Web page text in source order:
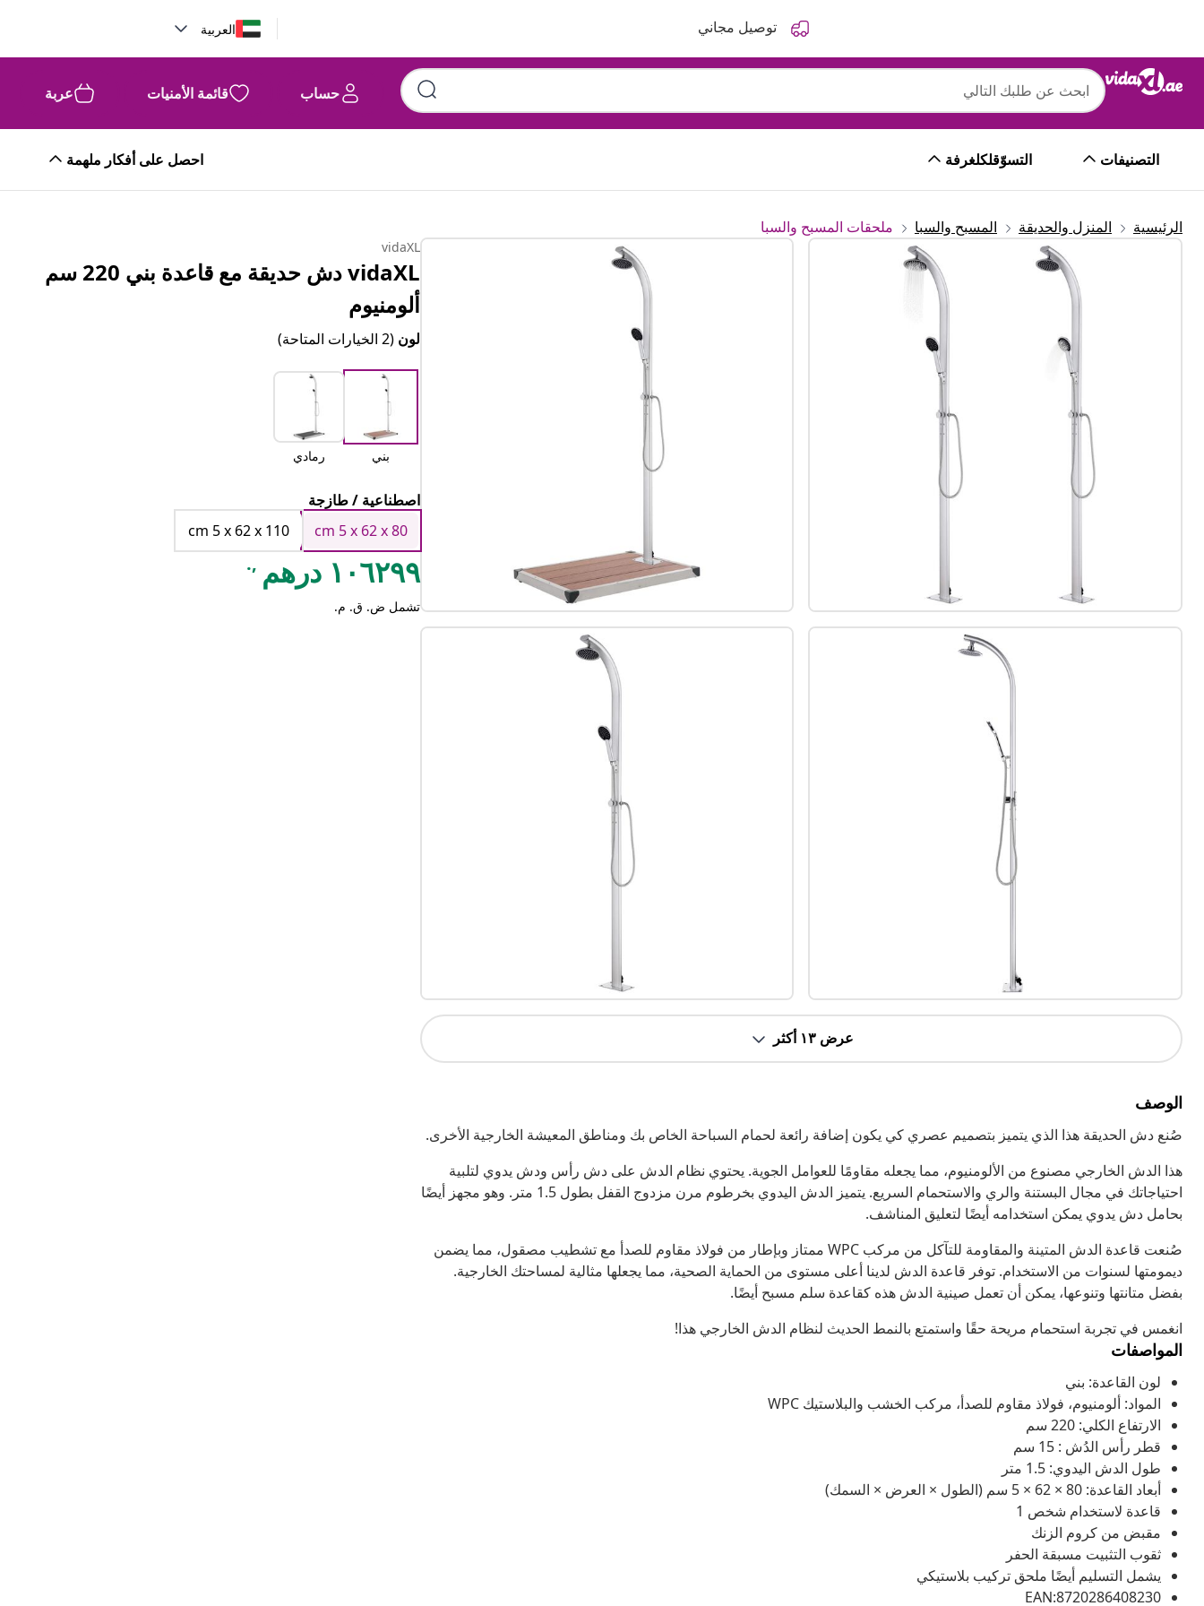
توصيل مجاني العربية
حساب قائمة الأمنيات عربة
التصنيفات التسوّقلكلغرفة احصل على أفكار ملهمة
الرئيسية المنزل والحديقة المسبح والسبا ملحقات المسبح والسبا
عرض ١٣ أكثر
الوصف
صُنع دش الحديقة هذا الذي يتميز بتصميم عصري كي يكون إضافة رائعة لحمام السباحة الخاص بك ومناطق المعيشة الخارجية الأخرى.
هذا الدش الخارجي مصنوع من الألومنيوم، مما يجعله مقاومًا للعوامل الجوية. يحتوي نظام الدش على دش رأس ودش يدوي لتلبية
احتياجاتك في مجال البستنة والري والاستحمام السريع. يتميز الدش اليدوي بخرطوم مرن مزدوج القفل بطول 1.5 متر. وهو مجهز أيضًا
بحامل دش يدوي يمكن استخدامه أيضًا لتعليق المناشف.
صُنعت قاعدة الدش المتينة والمقاومة للتآكل من مركب WPC ممتاز وبإطار من فولاذ مقاوم للصدأ مع تشطيب مصقول، مما يضمن
ديمومتها لسنوات من الاستخدام. توفر قاعدة الدش لدينا أعلى مستوى من الحماية الصحية، مما يجعلها مثالية لمساحتك الخارجية.
بفضل متانتها وتنوعها، يمكن أن تعمل صينية الدش هذه كقاعدة سلم مسبح أيضًا.
انغمس في تجربة استحمام مريحة حقًا واستمتع بالنمط الحديث لنظام الدش الخارجي هذا!
المواصفات
لون القاعدة: بني
المواد: ألومنيوم، فولاذ مقاوم للصدأ، مركب الخشب والبلاستيك WPC
الارتفاع الكلي: 220 سم
قطر رأس الدُش : 15 سم
طول الدش اليدوي: 1.5 متر
أبعاد القاعدة: 80 × 62 × 5 سم (الطول × العرض × السمك)
قاعدة لاستخدام شخص 1
مقبض من كروم الزنك
ثقوب التثبيت مسبقة الحفر
يشمل التسليم أيضًا ملحق تركيب بلاستيكي
EAN:8720286408230
vidaXL
vidaXL دش حديقة مع قاعدة بني 220 سم
ألومنيوم
لون(2 الخيارات المتاحة)
بني رمادي
اصطناعية / طازجة
cm 5 x 62 x 80
cm 5 x 62 x 110
١٠٦٢٩٩ درهم ,.
تشمل ض. ق. م.